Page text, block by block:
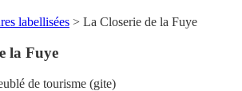
labellisées> La Closerie de la Fuye
la Fuye
de tourisme (gite)